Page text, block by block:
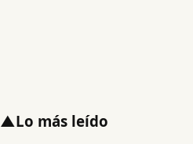
▲Lo más leído